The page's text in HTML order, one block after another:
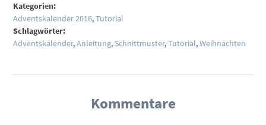
Kategorien:
Adventskalender 2016,Tutorial
Schlagwörter:
Adventskalender,Anleitung, Schnittmuster,Tutorial,Weihnachten
Kommentare